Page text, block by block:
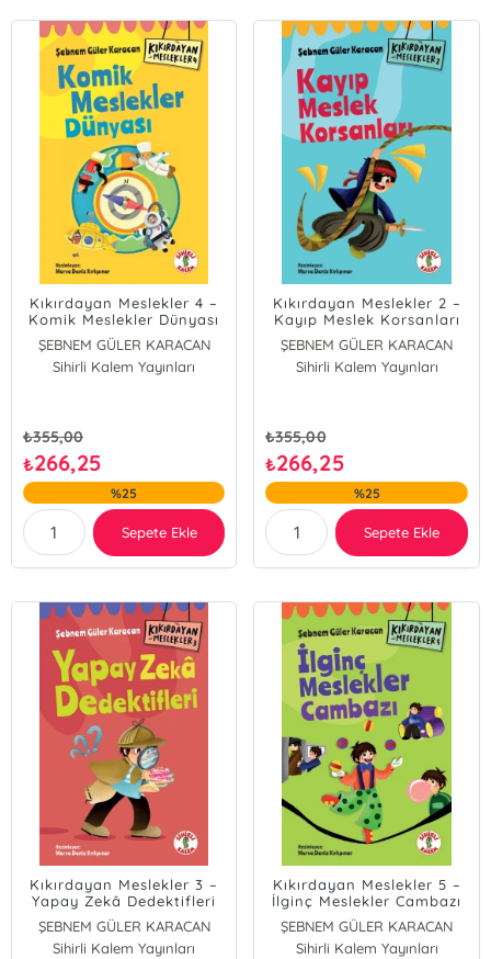
Kıkırdayan Meslekler 4 –
Komik Meslekler Dünyası
ŞEBNEM GÜLER KARACAN
Sihirli Kalem Yayınları
₺355,00
₺266,25
%25
Sepete Ekle
Kıkırdayan Meslekler 2 –
Kayıp Meslek Korsanları
ŞEBNEM GÜLER KARACAN
Sihirli Kalem Yayınları
₺355,00
₺266,25
%25
Sepete Ekle
Kıkırdayan Meslekler 3 –
Yapay Zekâ Dedektifleri
ŞEBNEM GÜLER KARACAN
Sihirli Kalem Yayınları
Kıkırdayan Meslekler 5 –
İlginç Meslekler Cambazı
ŞEBNEM GÜLER KARACAN
Sihirli Kalem Yayınları